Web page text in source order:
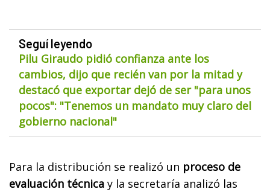
Seguí leyendo
Pilu Giraudo pidió confianza ante los
cambios, dijo que recién van por la mitad y
destacó que exportar dejó de ser "para unos
pocos": "Tenemos un mandato muy claro del
gobierno nacional"
Para la distribución se realizó un proceso de
evaluación técnica y la secretaría analizó las